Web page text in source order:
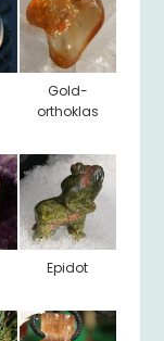
Gold-
orthoklas
Epidot